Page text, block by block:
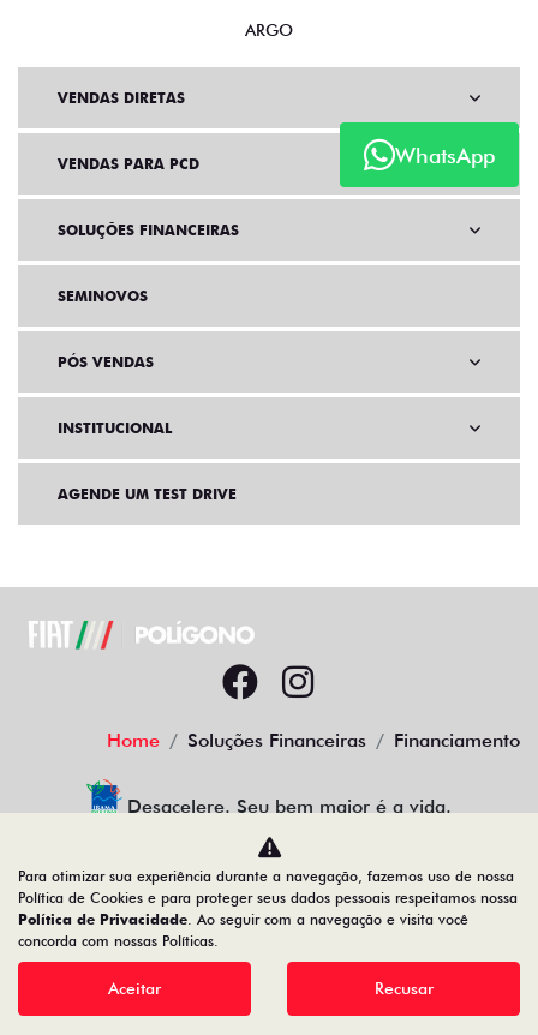
WhatsApp
ARGO
VENDAS DIRETAS
VENDAS PARA PCD
SOLUÇÕES FINANCEIRAS
SEMINOVOS
PÓS VENDAS
INSTITUCIONAL
AGENDE UM TEST DRIVE
Home Soluções Financeiras Financiamento
Desacelere. Seu bem maior é a vida.
19.122.936/0001-13
Desenvolvido pela DEALERSPACE ® Direitos Reservados.
Para otimizar sua experiência durante a navegação, fazemos uso de nossa
Política de Cookies e para proteger seus dados pessoais respeitamos nossa
Política de Privacidade. Ao seguir com a navegação e visita você
concorda com nossas Políticas.
Aceitar Recusar